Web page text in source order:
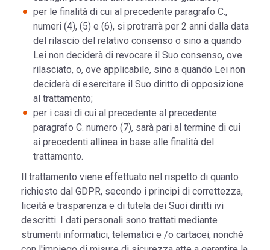
per le finalità di cui al precedente paragrafo C.,
numeri (4), (5) e (6), si protrarrà per 2 anni dalla data
del rilascio del relativo consenso o sino a quando
Lei non deciderà di revocare il Suo consenso, ove
rilasciato, o, ove applicabile, sino a quando Lei non
deciderà di esercitare il Suo diritto di opposizione
al trattamento;
per i casi di cui al precedente al precedente
paragrafo C. numero (7), sarà pari al termine di cui
ai precedenti allinea in base alle finalità del
trattamento.
Il trattamento viene effettuato nel rispetto di quanto
richiesto dal GDPR, secondo i principi di correttezza,
liceità e trasparenza e di tutela dei Suoi diritti ivi
descritti. I dati personali sono trattati mediante
strumenti informatici, telematici e /o cartacei, nonché